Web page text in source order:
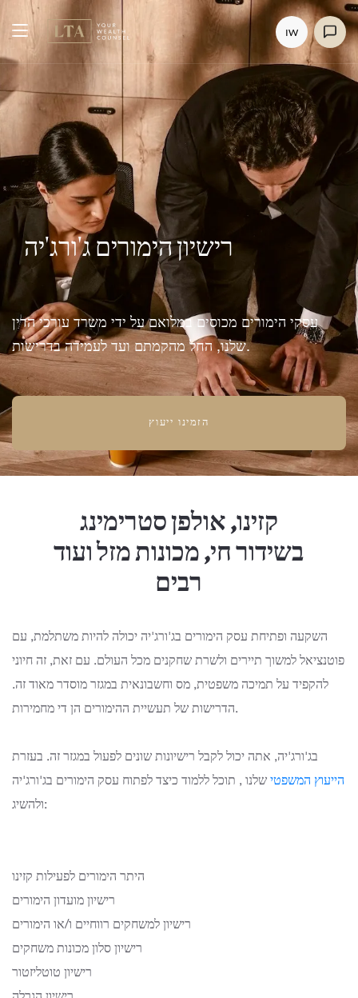
IW
רישיון הימורים ג'ורג'יה
עסקי הימורים מכוסים במלואם על ידי משרד עורכי הדין
שלנו, החל מהקמתם ועד לעמידה בדרישות.
הזמינו ייעוץ
קזינו, אולפן סטרימינג
בשידור חי, מכונות מזל ועוד
רבים
השקעה ופתיחת עסק הימורים בג'ורג'יה יכולה להיות משתלמת, עם
פוטנציאל למשוך תיירים ולשרת שחקנים מכל העולם. עם זאת, זה חיוני
להקפיד על תמיכה משפטית, מס וחשבונאית במגזר מוסדר מאוד זה.
הדרישות של תעשיית ההימורים הן די מחמירות.
בג'ורג'יה, אתה יכול לקבל רישיונות שונים לפעול במגזר זה. בעזרת
הייעוץ המשפטי שלנו , תוכל ללמוד כיצד לפתוח עסק הימורים בג'ורג'יה
ולהשיג:
היתר הימורים לפעילות קזינו
רישיון מועדון הימורים
רישיון למשחקים רווחיים ו/או הימורים
רישיון סלון מכונות משחקים
רישיון טוטליזטור